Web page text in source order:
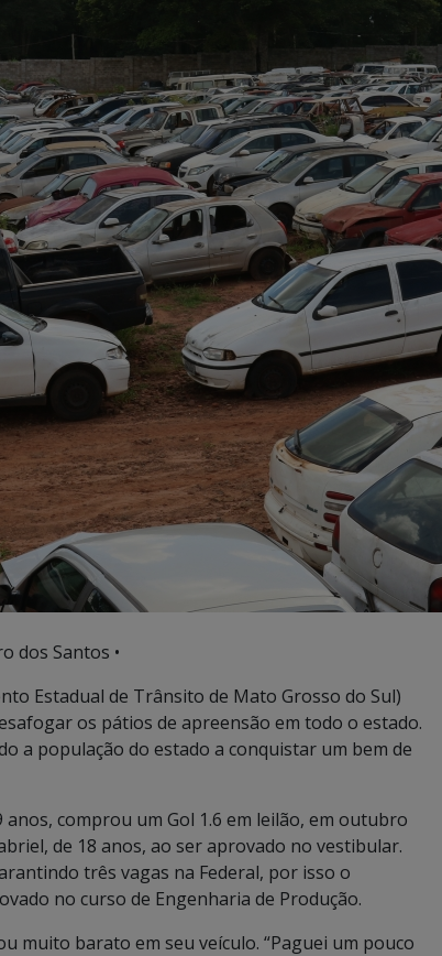
dos Santos •
Estadual de Trânsito de Mato Grosso do Sul)
os pátios de apreensão em todo o estado.
a população do estado a conquistar um bem de
comprou um Gol 1.6 em leilão, em outubro
de 18 anos, ao ser aprovado no vestibular.
três vagas na Federal, por isso o
no curso de Engenharia de Produção.
muito barato em seu veículo. “Paguei um pouco